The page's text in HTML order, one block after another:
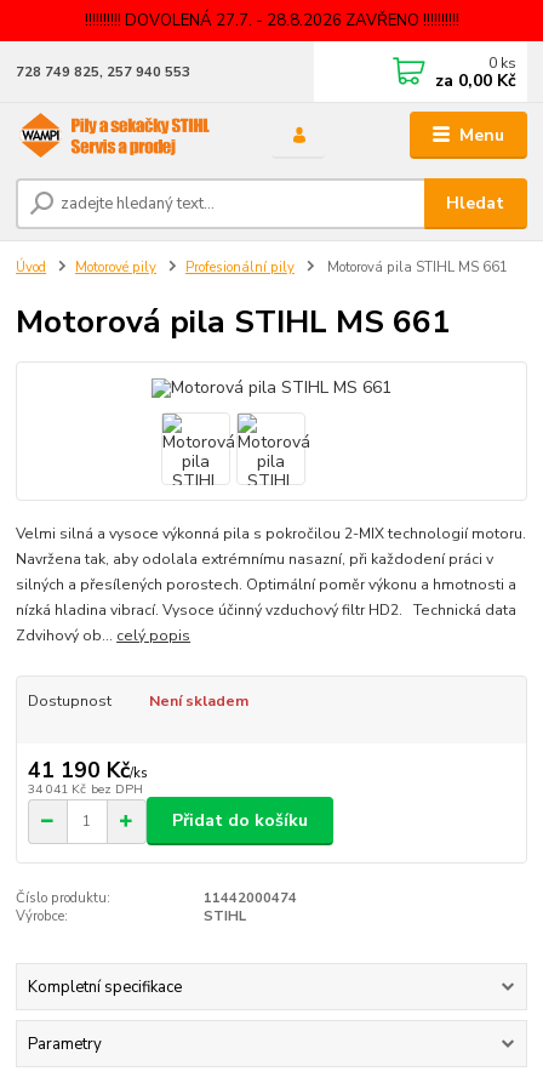
!!!!!!!!!! DOVOLENÁ 27.7. - 28.8.2026 ZAVŘENO !!!!!!!!!!
Menu
Hledat
728 749 825, 257 940 553 0 ks
za 0,00 Kč
Úvod Motorové pily Profesionální pily Motorová pila STIHL MS 661
Motorová pila STIHL MS 661
Velmi silná a vysoce výkonná pila s pokročilou 2-MIX technologií motoru.
Navržena tak, aby odolala extrémnímu nasazní, při každodení práci v
silných a přesílených porostech. Optimální poměr výkonu a hmotnosti a
nízká hladina vibrací. Vysoce účinný vzduchový filtr HD2. Technická data
Zdvihový ob... celý popis
Dostupnost Není skladem
41 190 Kč/ks
34 041 Kč bez DPH
Přidat do košíku
Číslo produktu:
11442000474
Výrobce:
STIHL
Kompletní specifikace
Parametry